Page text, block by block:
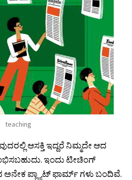
teaching
ಆಸಕ್ತಿ ಇದ್ದರೆ ನಿಮ್ಮದೇ ಆದ
ಇಂದು ಟೀಚಿಂಗ್
ಪ್ಲ್ಯಾಟ್ ಫಾರ್ಮ್ ಗಳು ಬಂದಿವೆ.